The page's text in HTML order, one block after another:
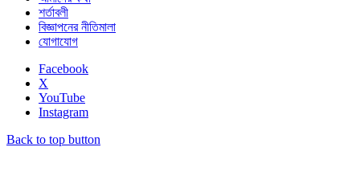
শর্তাবলী
বিজ্ঞাপনের নীতিমালা
যোগাযোগ
Facebook
X
YouTube
Instagram
Back to top button